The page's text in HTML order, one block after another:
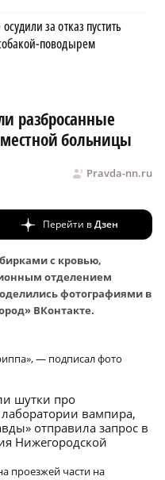
за отказ пустить
поводырем
разбросанные
больницы
Pravda-nn.ru
Перейти вДзен
с кровью,
отделением
фотографиями в
ВКонтакте.
— подписал фото
шутки про
вампира,
отправила запрос в
Нижегородской
проезжей части на